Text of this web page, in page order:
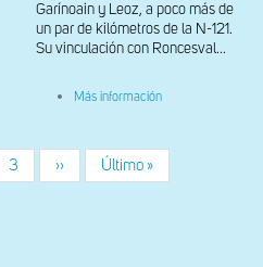
Garínoain y Leoz, a poco más de
un par de kilómetros de la N-121.
Su vinculación con Roncesval...
Más información
Página
3
Siguiente
página
››
Última
página
Último »